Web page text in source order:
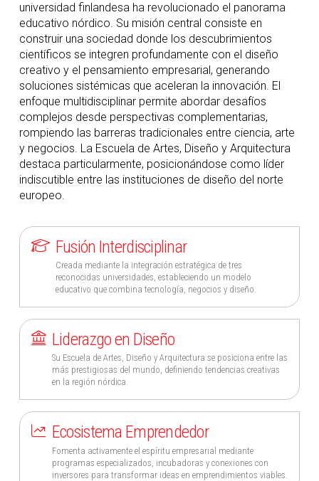
universidad finlandesa ha revolucionado el panorama
educativo nórdico. Su misión central consiste en
construir una sociedad donde los descubrimientos
científicos se integren profundamente con el diseño
creativo y el pensamiento empresarial, generando
soluciones sistémicas que aceleran la innovación. El
enfoque multidisciplinar permite abordar desafíos
complejos desde perspectivas complementarias,
rompiendo las barreras tradicionales entre ciencia, arte
y negocios. La Escuela de Artes, Diseño y Arquitectura
destaca particularmente, posicionándose como líder
indiscutible entre las instituciones de diseño del norte
europeo.
Fusión Interdisciplinar
Creada mediante la integración estratégica de tres
reconocidas universidades, estableciendo un modelo
educativo que combina tecnología, negocios y diseño.
Liderazgo en Diseño
Su Escuela de Artes, Diseño y Arquitectura se posiciona entre las
más prestigiosas del mundo, definiendo tendencias creativas
en la región nórdica.
Ecosistema Emprendedor
Fomenta activamente el espíritu empresarial mediante
programas especializados, incubadoras y conexiones con
inversores para transformar ideas en emprendimientos viables.